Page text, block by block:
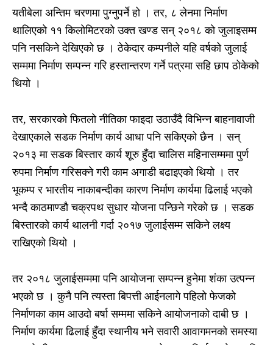
यतीबेला अन्तिम चरणमा पुग्नुपर्ने हो । तर, ८ लेनमा निर्माण
थालिएको ११ किलोमिटरको उक्त खण्ड सन् २०१८ को जुलाइसम्म
पनि नसकिने देखिएको छ । ठेकेदार कम्पनीले यहि वर्षको जुलाई
सम्ममा निर्माण सम्पन्न गरि हस्तान्तरण गर्ने पत्रमा सहि छाप ठोकेको
थियो ।
तर, सरकारको फितलो नीतिका फाइदा उठाउँदै विभिन्न बाहनावाजी
देखाएकाले सडक निर्माण कार्य आधा पनि सकिएको छैन । सन्
२०१३ मा सडक बिस्तार कार्य शूरु हुँदा चालिस महिनासम्ममा पुर्ण
रुपमा निर्माण गरिसक्ने गरी काम अगाडी बढाइएको थियो । तर
भूकम्प र भारतीय नाकाबन्दीका कारण निर्माण कार्यमा ढिलाई भएको
भन्दै काठमाण्डौ चक्रपथ सुधार योजना पन्छिने गरेको छ । सडक
बिस्तारको कार्य थालनी गर्दा २०१७ जुलाईसम्म सकिने लक्ष्य
राखिएको थियो ।
तर २०१८ जुलाईसम्ममा पनि आयोजना सम्पन्न हुनेमा शंका उत्पन्न
भएको छ । कुनै पनि त्यस्ता बिपत्ती आईनलागे पहिलो फेजको
निर्माणका काम आउदो बर्षा सम्ममा सकिने आयोजनाको दाबी छ ।
निर्माण कार्यमा ढिलाई हुँदा स्थानीय भने सवारी आवागमनको समस्या